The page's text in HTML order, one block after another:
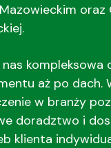
kompleksowa
aż po dach.
w branży
doradztwo i
klienta